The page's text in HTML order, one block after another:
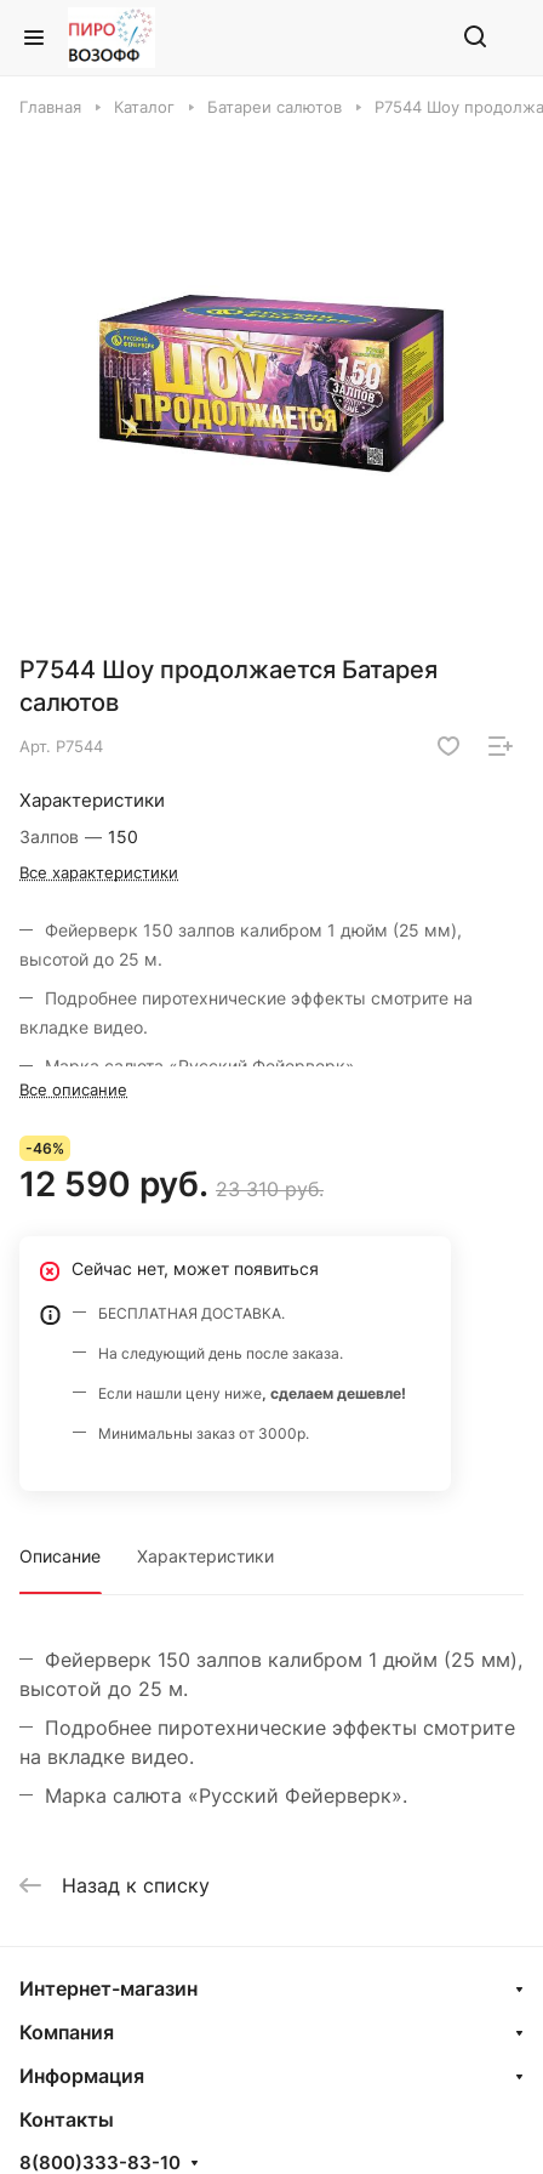
Главная Каталог Батареи салютов Р7544 Шоу
Р7544 Шоу продолжается Батарея
салютов
Арт. Р7544
Характеристики
Залпов — 150
Все характеристики
Фейерверк 150 залпов калибром 1 дюйм (25 мм),
высотой до 25 м.
Подробнее пиротехнические эффекты смотрите на
вкладке видео.
Марка салюта «Русский Фейерверк».
Все описание
-46%
12 590 руб. 23 310 руб.
Сейчас нет, может появиться
БЕСПЛАТНАЯ ДОСТАВКА.
На следующий день после заказа.
Если нашли цену ниже, сделаем дешевле!
Минимальны заказ от 3000р.
Описание Характеристики
Фейерверк 150 залпов калибром 1 дюйм (25 мм),
высотой до 25 м.
Подробнее пиротехнические эффекты смотрите
на вкладке видео.
Марка салюта «Русский Фейерверк».
Назад к списку
Интернет-магазин
Компания
Информация
Контакты
8(800)333-83-10